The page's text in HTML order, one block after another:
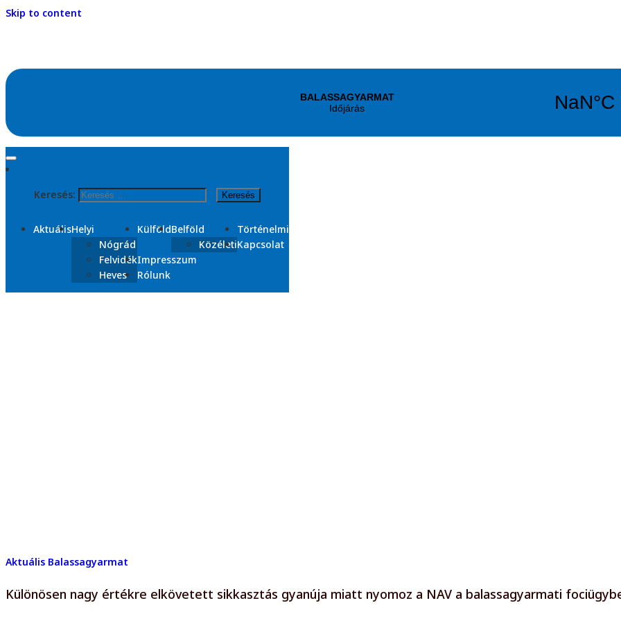
Skip to content
Keresés:
AktuálisHelyi
Nógrád
Felvidék
Heves
KülföldBelföld
Közéleti
Történelmi
Kapcsolat
Impresszum
Rólunk
szeptember
Nap:2025. szeptember 14.
Aktuális Balassagyarmat
Különösen nagy értékre elkövetett sikkasztás gyanúja miatt nyomoz a NAV a balassagyarmati